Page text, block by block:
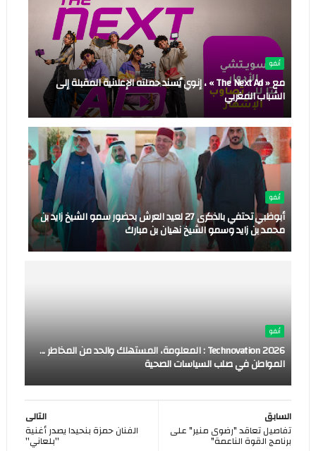
أنفو
مع « The Next Ad » ، إنوي يُسند حملته الإعلانية المقبلة إلى
الشباب المغربي
أنفو
أبوظبي تحتفي بالذكرى 27 لعيد العرش بحضور سمو الشيخ زايد بن
محمد بن زايد وسمو الشيخ نهيان بن مبارك
أنفو
Technovation 2026 : المعلومة، المستهلك والحد من المخاطر ...
المواطن في صلب السياسات الصحية
التالى
الفنان حمزة بنحيدا يصدر أغنية
''بلعاني''
السابق
تفاصيل تعاقد "رضوى منير" على
برنامج القوة الناعمة"